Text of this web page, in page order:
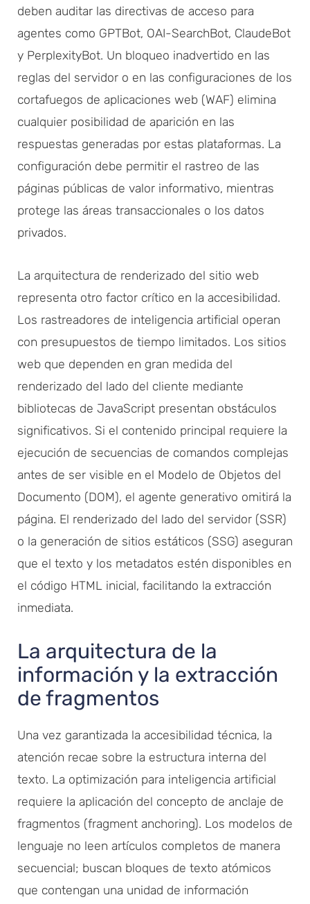
deben auditar las directivas de acceso para
agentes como GPTBot, OAI-SearchBot, ClaudeBot
y PerplexityBot. Un bloqueo inadvertido en las
reglas del servidor o en las configuraciones de los
cortafuegos de aplicaciones web (WAF) elimina
cualquier posibilidad de aparición en las
respuestas generadas por estas plataformas. La
configuración debe permitir el rastreo de las
páginas públicas de valor informativo, mientras
protege las áreas transaccionales o los datos
privados.
La arquitectura de renderizado del sitio web
representa otro factor crítico en la accesibilidad.
Los rastreadores de inteligencia artificial operan
con presupuestos de tiempo limitados. Los sitios
web que dependen en gran medida del
renderizado del lado del cliente mediante
bibliotecas de JavaScript presentan obstáculos
significativos. Si el contenido principal requiere la
ejecución de secuencias de comandos complejas
antes de ser visible en el Modelo de Objetos del
Documento (DOM), el agente generativo omitirá la
página. El renderizado del lado del servidor (SSR)
o la generación de sitios estáticos (SSG) aseguran
que el texto y los metadatos estén disponibles en
el código HTML inicial, facilitando la extracción
inmediata.
La arquitectura de la
información y la extracción
de fragmentos
Una vez garantizada la accesibilidad técnica, la
atención recae sobre la estructura interna del
texto. La optimización para inteligencia artificial
requiere la aplicación del concepto de anclaje de
fragmentos (fragment anchoring). Los modelos de
lenguaje no leen artículos completos de manera
secuencial; buscan bloques de texto atómicos
que contengan una unidad de información